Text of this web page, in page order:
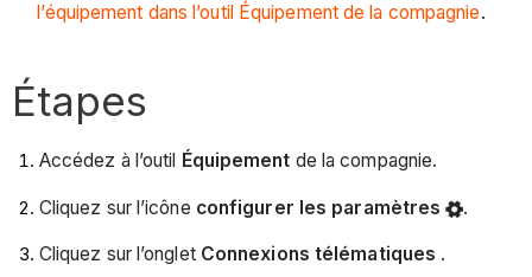
l’équipement dans l’outil Équipement de la compagnie.
Étapes
Accédez à l’outil Équipement de la compagnie.
Cliquez sur l’icône configurer les paramètres .
Cliquez sur l’onglet Connexions télématiques .